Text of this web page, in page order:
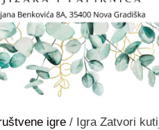
igre / Igra Zatvori